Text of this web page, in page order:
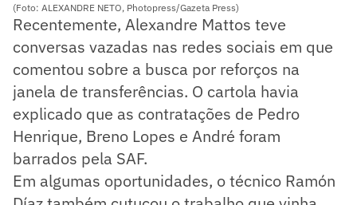
(Foto: ALEXANDRE NETO, Photopress/Gazeta Press)
Recentemente, Alexandre Mattos teve
conversas vazadas nas redes sociais em que
comentou sobre a busca por reforços na
janela de transferências. O cartola havia
explicado que as contratações de Pedro
Henrique, Breno Lopes e André foram
barrados pela SAF.
Em algumas oportunidades, o técnico Ramón